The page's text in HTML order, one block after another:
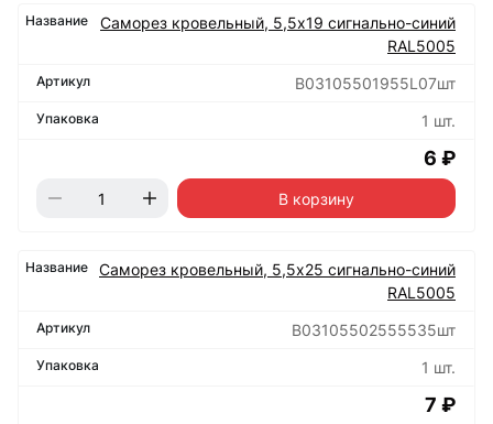
Саморез кровельный, 5,5х19 сигнально-синий
RAL5005
B03105501955L07шт
1 шт.
6 ₽
В корзину
Саморез кровельный, 5,5х25 сигнально-синий
RAL5005
B03105502555535шт
1 шт.
7 ₽